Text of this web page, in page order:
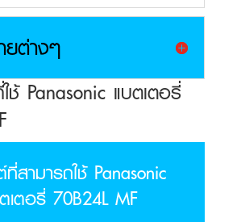
ยต่างๆ
Panasonic แบตเตอรี่
สามารถใช้ Panasonic
เตอรี่ 70B24L MF